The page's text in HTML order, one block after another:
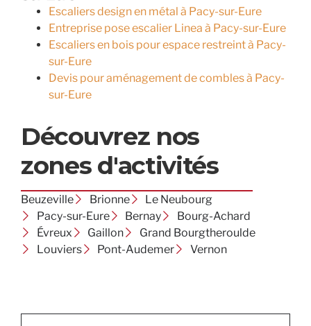
Escaliers design en métal à Pacy-sur-Eure
Entreprise pose escalier Linea à Pacy-sur-Eure
Escaliers en bois pour espace restreint à Pacy-
sur-Eure
Devis pour aménagement de combles à Pacy-
sur-Eure
Découvrez nos
zones d'activités
Beuzeville Brionne
Le Neubourg
Pacy-sur-Eure
Bernay
Bourg-Achard
Évreux
Gaillon
Grand Bourgtheroulde
Louviers
Pont-Audemer Vernon